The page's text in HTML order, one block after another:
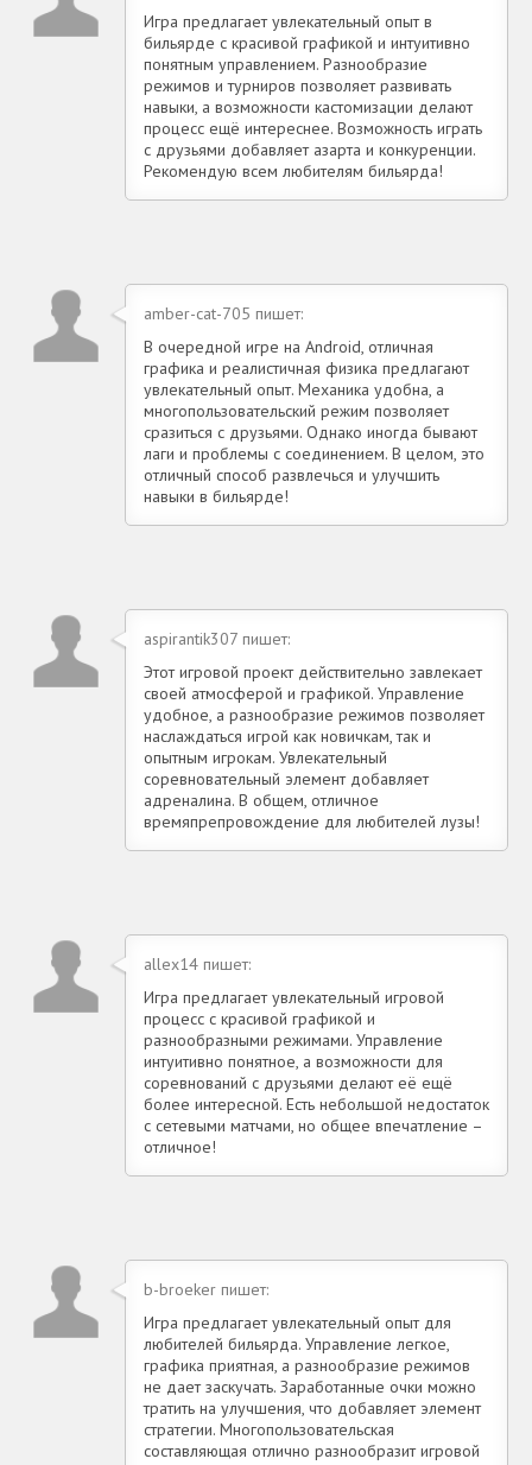
Игра предлагает увлекательный опыт в
бильярде с красивой графикой и интуитивно
понятным управлением. Разнообразие
режимов и турниров позволяет развивать
навыки, а возможности кастомизации делают
процесс ещё интереснее. Возможность играть
с друзьями добавляет азарта и конкуренции.
Рекомендую всем любителям бильярда!
amber-cat-705 пишет:
В очередной игре на Android, отличная
графика и реалистичная физика предлагают
увлекательный опыт. Механика удобна, а
многопользовательский режим позволяет
сразиться с друзьями. Однако иногда бывают
лаги и проблемы с соединением. В целом, это
отличный способ развлечься и улучшить
навыки в бильярде!
aspirantik307 пишет:
Этот игровой проект действительно завлекает
своей атмосферой и графикой. Управление
удобное, а разнообразие режимов позволяет
наслаждаться игрой как новичкам, так и
опытным игрокам. Увлекательный
соревновательный элемент добавляет
адреналина. В общем, отличное
времяпрепровождение для любителей лузы!
allex14 пишет:
Игра предлагает увлекательный игровой
процесс с красивой графикой и
разнообразными режимами. Управление
интуитивно понятное, а возможности для
соревнований с друзьями делают её ещё
более интересной. Есть небольшой недостаток
с сетевыми матчами, но общее впечатление –
отличное!
b-broeker пишет:
Игра предлагает увлекательный опыт для
любителей бильярда. Управление легкое,
графика приятная, а разнообразие режимов
не дает заскучать. Заработанные очки можно
тратить на улучшения, что добавляет элемент
стратегии. Многопользовательская
составляющая отлично разнообразит игровой